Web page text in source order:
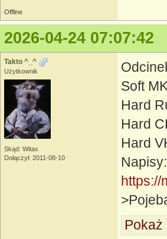
Offline
2026-04-24 07:07:42
Takto ^_^
Użytkownik
Skąd: Witax
Dołączył: 2011-08-10
Soft
Hard
Hard
Hard
Napisy:
https://
Pokaż